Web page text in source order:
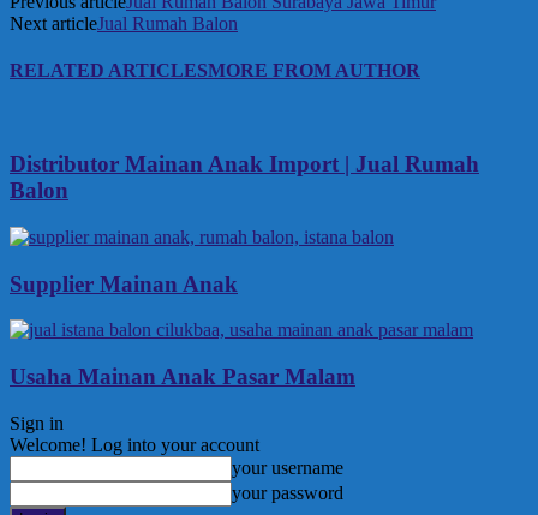
Next articleJual Rumah Balon
RELATED ARTICLESMORE FROM AUTHOR
Distributor Mainan Anak Import | Jual Rumah
Balon
Supplier Mainan Anak
Usaha Mainan Anak Pasar Malam
Sign in
Welcome! Log into your account
your username
your password